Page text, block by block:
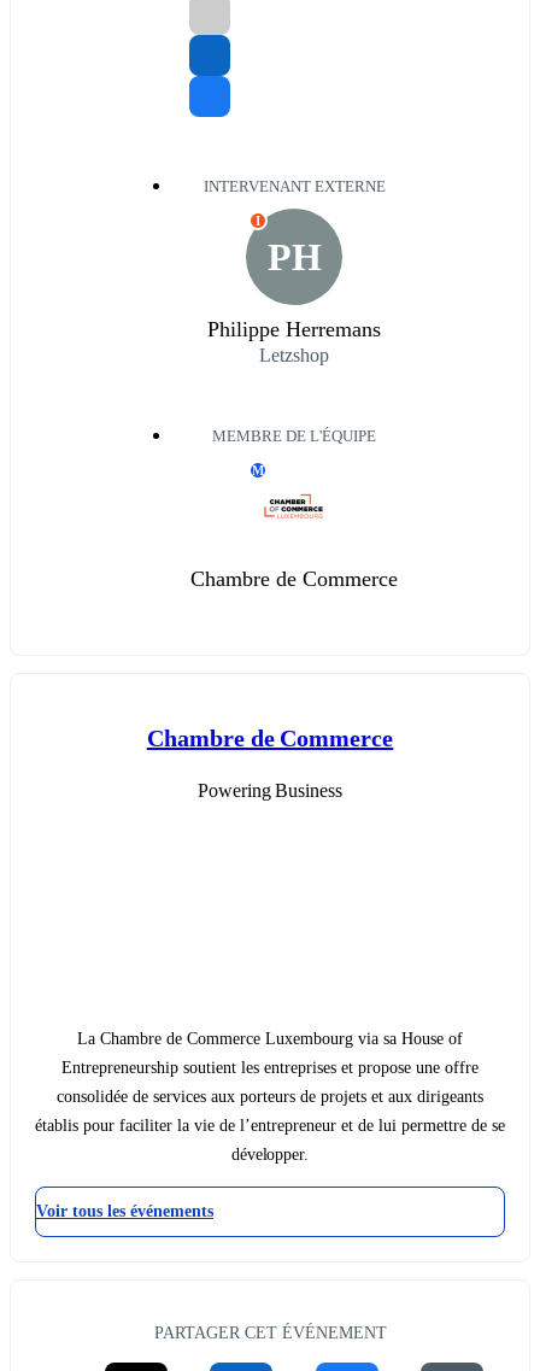
INTERVENANT EXTERNE
PH
I
Philippe Herremans
Letzshop
MEMBRE DE L'ÉQUIPE
M
Chambre de Commerce
Chambre de Commerce
Powering Business
La Chambre de Commerce Luxembourg via sa House of
Entrepreneurship soutient les entreprises et propose une offre
consolidée de services aux porteurs de projets et aux dirigeants
établis pour faciliter la vie de l’entrepreneur et de lui permettre de se
développer.
Voir tous les événements
PARTAGER CET ÉVÉNEMENT